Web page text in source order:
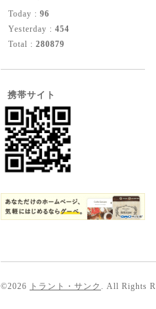
Today : 96
Yesterday : 454
Total : 280879
携帯サイト
©2026 トラント・サンク . All Rights